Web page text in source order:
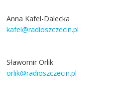
Anna Kafel-Dalecka
kafel@radioszczecin.pl
Sławomir Orlik
orlik@radioszczecin.pl